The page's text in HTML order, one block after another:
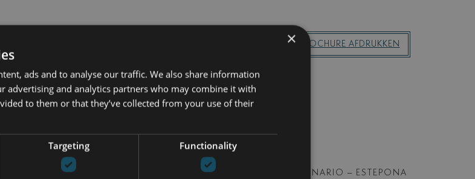
PDF-BROCHURE AFDRUKKEN
| EL CAMPANARIO – ESTEPONA
×
ads and to analyse our traffic. We also share information
advertising and analytics partners who may combine it with
to them or that they’ve collected from your use of their
Targeting Functionality